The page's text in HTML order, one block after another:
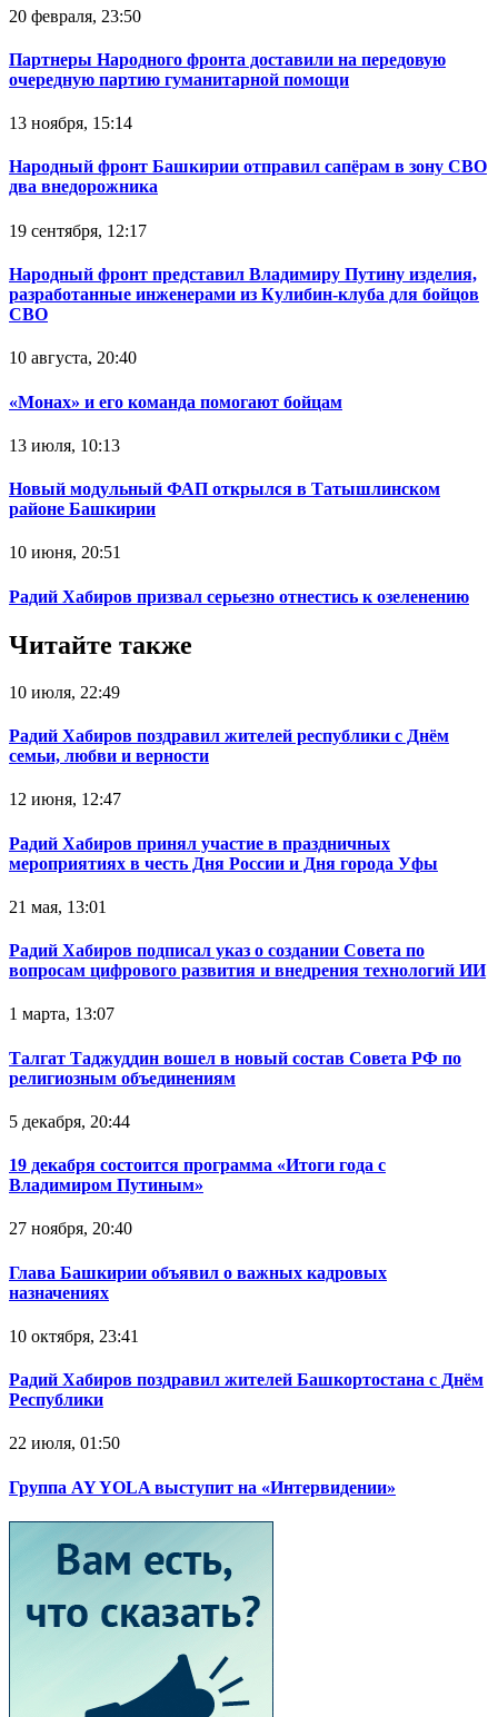
20 февраля, 23:50
Партнеры Народного фронта доставили на передовую
очередную партию гуманитарной помощи
13 ноября, 15:14
Народный фронт Башкирии отправил сапёрам в зону СВО
два внедорожника
19 сентября, 12:17
Народный фронт представил Владимиру Путину изделия,
разработанные инженерами из Кулибин-клуба для бойцов
СВО
10 августа, 20:40
«Монах» и его команда помогают бойцам
13 июля, 10:13
Новый модульный ФАП открылся в Татышлинском
районе Башкирии
10 июня, 20:51
Радий Хабиров призвал серьезно отнестись к озеленению
Читайте также
10 июля, 22:49
Радий Хабиров поздравил жителей республики с Днём
семьи, любви и верности
12 июня, 12:47
Радий Хабиров принял участие в праздничных
мероприятиях в честь Дня России и Дня города Уфы
21 мая, 13:01
Радий Хабиров подписал указ о создании Совета по
вопросам цифрового развития и внедрения технологий ИИ
1 марта, 13:07
Талгат Таджуддин вошел в новый состав Совета РФ по
религиозным объединениям
5 декабря, 20:44
19 декабря состоится программа «Итоги года с
Владимиром Путиным»
27 ноября, 20:40
Глава Башкирии объявил о важных кадровых
назначениях
10 октября, 23:41
Радий Хабиров поздравил жителей Башкортостана с Днём
Республики
22 июля, 01:50
Группа AY YOLA выступит на «Интервидении»